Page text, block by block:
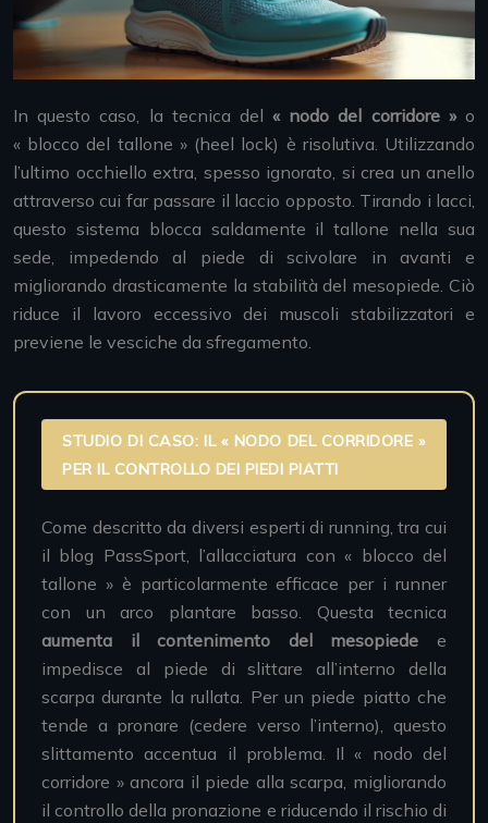
In questo caso, la tecnica del« nodo del corridore »o
« blocco del tallone » (heel lock) è risolutiva. Utilizzando
l’ultimo occhiello extra, spesso ignorato, si crea un anello
attraverso cui far passare il laccio opposto. Tirando i lacci,
questo sistema blocca saldamente il tallone nella sua
sede, impedendo al piede di scivolare in avanti e
migliorando drasticamente la stabilità del mesopiede. Ciò
riduce il lavoro eccessivo dei muscoli stabilizzatori e
previene le vesciche da sfregamento.
STUDIO DI CASO: IL « NODO DEL CORRIDORE »
PER IL CONTROLLO DEI PIEDI PIATTI
Come descritto da diversi esperti di running, tra cui
il blog PassSport, l’allacciatura con « blocco del
tallone » è particolarmente efficace per i runner
con un arco plantare basso. Questa tecnica
aumenta il contenimento del mesopiede e
impedisce al piede di slittare all’interno della
scarpa durante la rullata. Per un piede piatto che
tende a pronare (cedere verso l’interno), questo
slittamento accentua il problema. Il « nodo del
corridore » ancora il piede alla scarpa, migliorando
il controllo della pronazione e riducendo il rischio di